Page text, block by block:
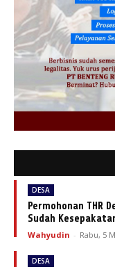
DESA
Permohonan THR
Sudah
Wahyudin - Rabu, 5
DESA